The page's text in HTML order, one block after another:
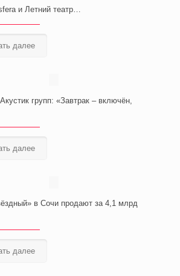
и Летний театр…
далее
групп: «Завтрак – включён,
далее
в Сочи продают за 4,1 млрд
далее